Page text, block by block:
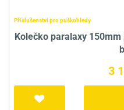
Příslušenství pro puškohledy
Kolečko paralaxy
3